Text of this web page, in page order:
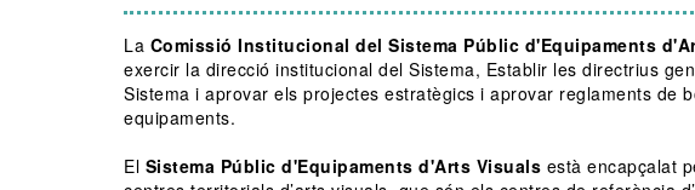
La Comissió Institucional del Sistema Públic d'Equipaments
exercir la direcció institucional del Sistema, Establir les directrius
Sistema i aprovar els projectes estratègics i aprovar reglaments de
equipaments.
El Sistema Públic d'Equipaments d'Arts Visuals està encapçalat